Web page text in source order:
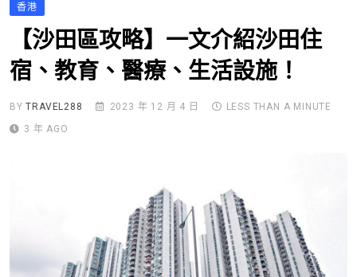
香港
【沙田區攻略】一文介紹沙田住
宿、教育、醫療、生活設施！
BYTRAVEL288 2023 年 12 月 4 日
LESS THAN A MINUTE
3 年 AGO